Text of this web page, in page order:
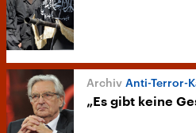
Anti-Terror-
„Es gibt keine